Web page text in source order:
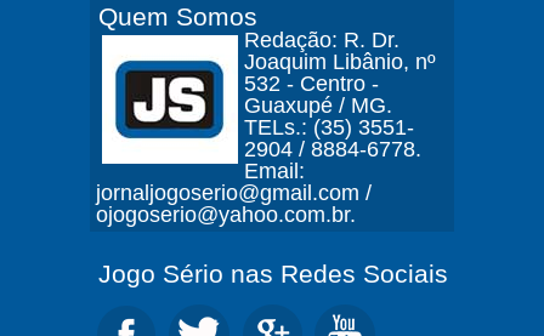
Quem Somos
Redação: R. Dr.
Joaquim Libânio, nº
532 - Centro -
Guaxupé / MG.
TELs.: (35) 3551-
2904 / 8884-6778.
Email:
jornaljogoserio@gmail.com /
ojogoserio@yahoo.com.br.
Jogo Sério nas Redes Sociais